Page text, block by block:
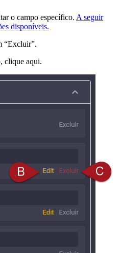
o campo específico. A seguir
disponíveis.
“Excluir”.
clique aqui.